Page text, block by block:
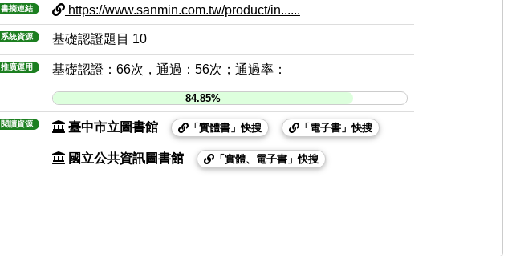
書摘連結 https://www.sanmin.com.tw/product/in......
系統資源 基礎認證題目 10
推廣運用 基礎認證：66次，通過：56次；通過率：
84.85%
閱讀資源 臺中市立圖書館 「實體書」快搜 「電子書」快搜
國立公共資訊圖書館 「實體、電子書」快搜